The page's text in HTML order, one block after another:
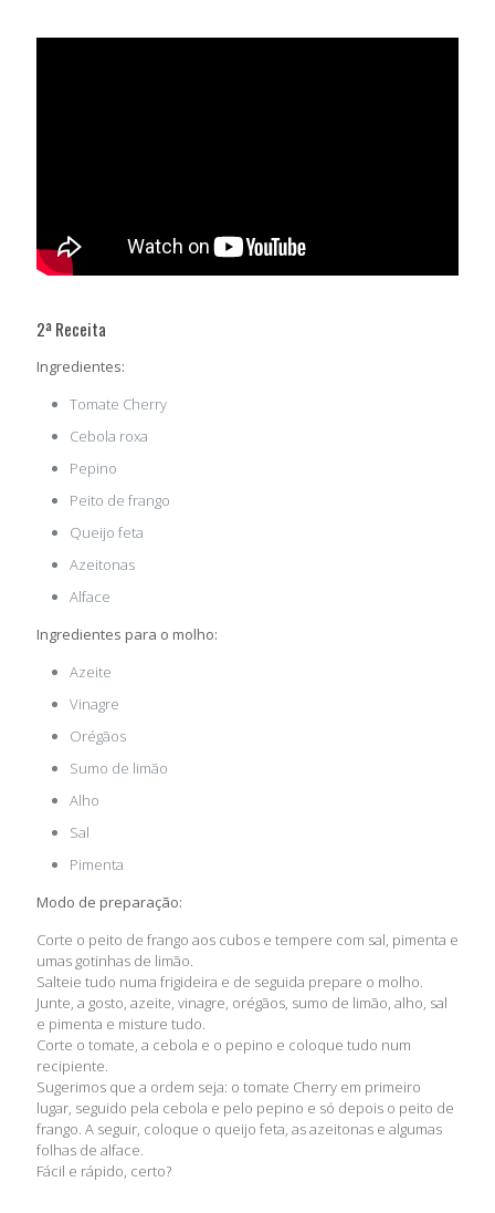
2ª Receita
Ingredientes:
Tomate Cherry
Cebola roxa
Pepino
Peito de frango
Queijo feta
Azeitonas
Alface
Ingredientes para o molho:
Azeite
Vinagre
Orégãos
Sumo de limão
Alho
Sal
Pimenta
Modo de preparação:
Corte o peito de frango aos cubos e tempere com sal, pimenta e
umas gotinhas de limão.
Salteie tudo numa frigideira e de seguida prepare o molho.
Junte, a gosto, azeite, vinagre, orégãos, sumo de limão, alho, sal
e pimenta e misture tudo.
Corte o tomate, a cebola e o pepino e coloque tudo num
recipiente.
Sugerimos que a ordem seja: o tomate Cherry em primeiro
lugar, seguido pela cebola e pelo pepino e só depois o peito de
frango. A seguir, coloque o queijo feta, as azeitonas e algumas
folhas de alface.
Fácil e rápido, certo?